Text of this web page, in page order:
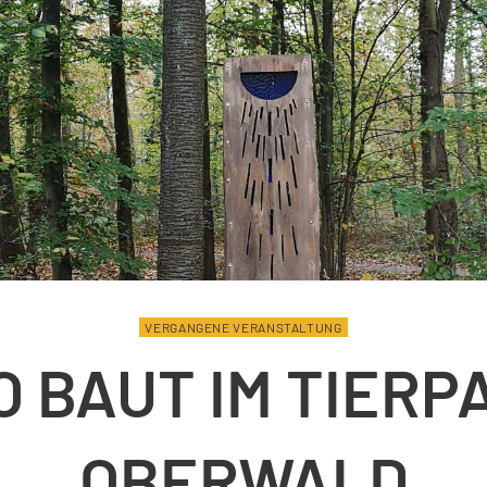
VERGANGENE VERANSTALTUNG
BAUT IM